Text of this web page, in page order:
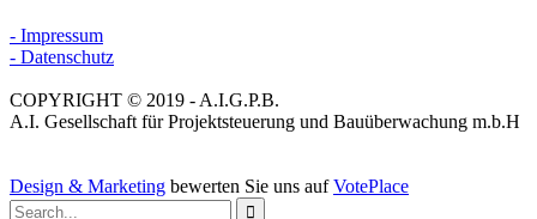
- Impressum
- Datenschutz
COPYRIGHT © 2019 - A.I.G.P.B.
A.I. Gesellschaft für Projektsteuerung und Bauüberwachung m.b.H
Design & Marketing bewerten Sie uns aufVotePlace
